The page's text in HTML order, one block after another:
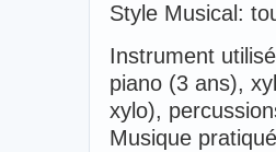
Style Musical:
Instrument
piano (3 ans),
xylo),
Musique